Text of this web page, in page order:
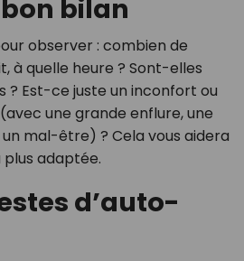
bilan
observer : combien de
à quelle heure ? Sont-elles
? Est-ce juste un inconfort ou
une grande enflure, une
mal-être) ? Cela vous aidera
plus adaptée.
d’auto-